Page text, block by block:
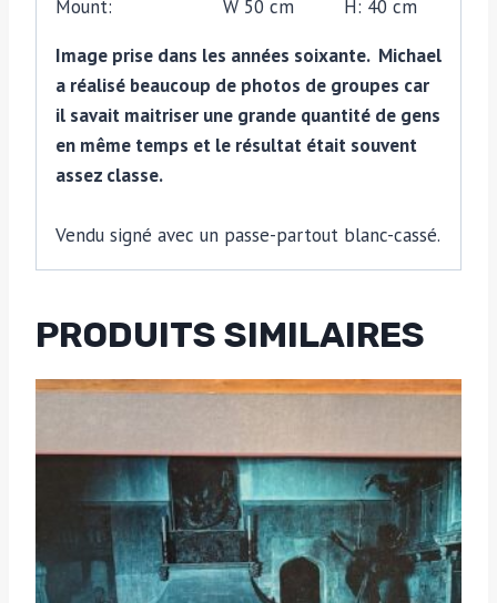
Mount: W 50 cm H: 40 cm
Image prise dans les années soixante. Michael
a réalisé beaucoup de photos de groupes car
il savait maitriser une grande quantité de gens
en même temps et le résultat était souvent
assez classe.
Vendu signé avec un passe-partout blanc-cassé.
PRODUITS SIMILAIRES